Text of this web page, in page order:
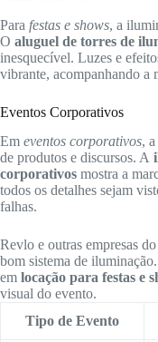
Para festas e shows, a
O aluguel de torres de
inesquecível. Luzes e
vibrante, acompanhando a
Eventos Corporativos
Em eventos corporativos,
de produtos e discursos. A
corporativos mostra a
todos os detalhes sejam
falhas.
Revlo e outras empresas
bom sistema de
em locação para festas e
visual do evento.
Tipo de Evento